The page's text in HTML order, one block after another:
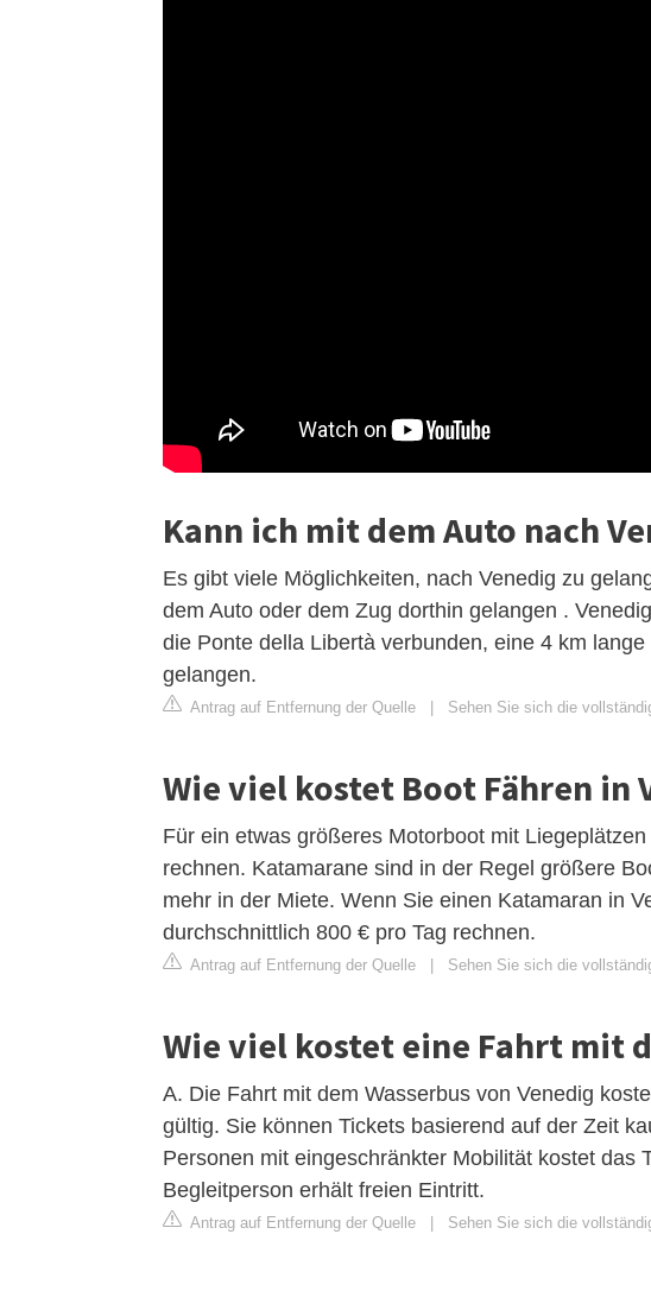
Kann ich mit dem Auto nach
Es gibt viele Möglichkeiten, nach Venedig zu
dem Auto oder dem Zug dorthin gelangen .
die Ponte della Libertà verbunden, eine 4 km
gelangen.
Antrag auf Entfernung der Quelle | Sehen Sie sich die
Wie viel kostet Boot Fähren in
Für ein etwas größeres Motorboot mit
rechnen. Katamarane sind in der Regel größere
mehr in der Miete. Wenn Sie einen Katamaran in
durchschnittlich 800 € pro Tag rechnen.
Antrag auf Entfernung der Quelle | Sehen Sie sich die
Wie viel kostet eine Fahrt mit
A. Die Fahrt mit dem Wasserbus von Venedig
gültig. Sie können Tickets basierend auf der Zeit
Personen mit eingeschränkter Mobilität kostet das
Begleitperson erhält freien Eintritt.
Antrag auf Entfernung der Quelle | Sehen Sie sich die